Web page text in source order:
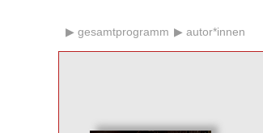
gesamtprogramm autor*innen